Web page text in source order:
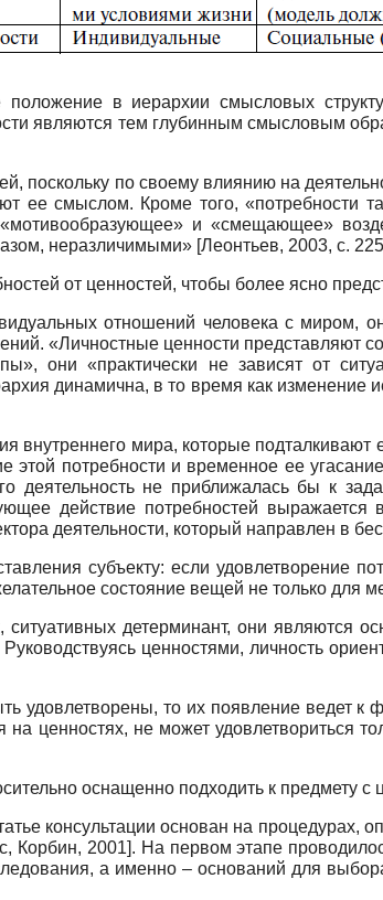
в иерархии смысловых
являются тем глубинным смысловым
поскольку по своему влиянию на
ее смыслом. Кроме того, «потребности
«мотивообразующее» и «смещающее»
неразличимыми» [Леонтьев, 2003, с.
от ценностей, чтобы более ясно
отношений человека с миром,
«Личностные ценности представляют
они «практически не зависят от
динамична, в то время как изменение
внутреннего мира, которые
этой потребности и временное ее
деятельность не приближалась бы к
действие потребностей выражается
деятельности, который направлен в
субъекту: если удовлетворение
состояние вещей не только для
ситуативных детерминант, они являются
ценностями, личность
удовлетворены, то их появление ведет
ценностях, не может удовлетвориться
оснащенно подходить к предмету с
консультации основан на процедурах,
Корбин, 2001]. На первом этапе
а именно – оснований для